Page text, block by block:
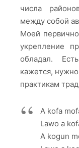
числа
между собой
Моей
укрепление
обладал.
кажется,
практикам
A kofa
Lawo a
A kogun